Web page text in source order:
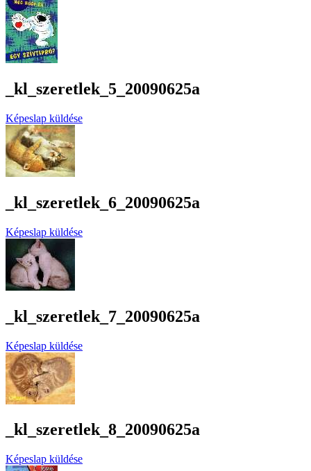
_kl_szeretlek_5_20090625a
Képeslap küldése
_kl_szeretlek_6_20090625a
Képeslap küldése
_kl_szeretlek_7_20090625a
Képeslap küldése
_kl_szeretlek_8_20090625a
Képeslap küldése